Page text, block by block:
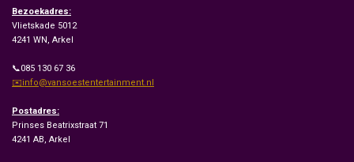
Bezoekadres:
Vlietskade 5012
4241 WN, Arkel
📞085 130 67 36
✉️info@vansoestentertainment.nl
Postadres:
Prinses Beatrixstraat 71
4241 AB, Arkel